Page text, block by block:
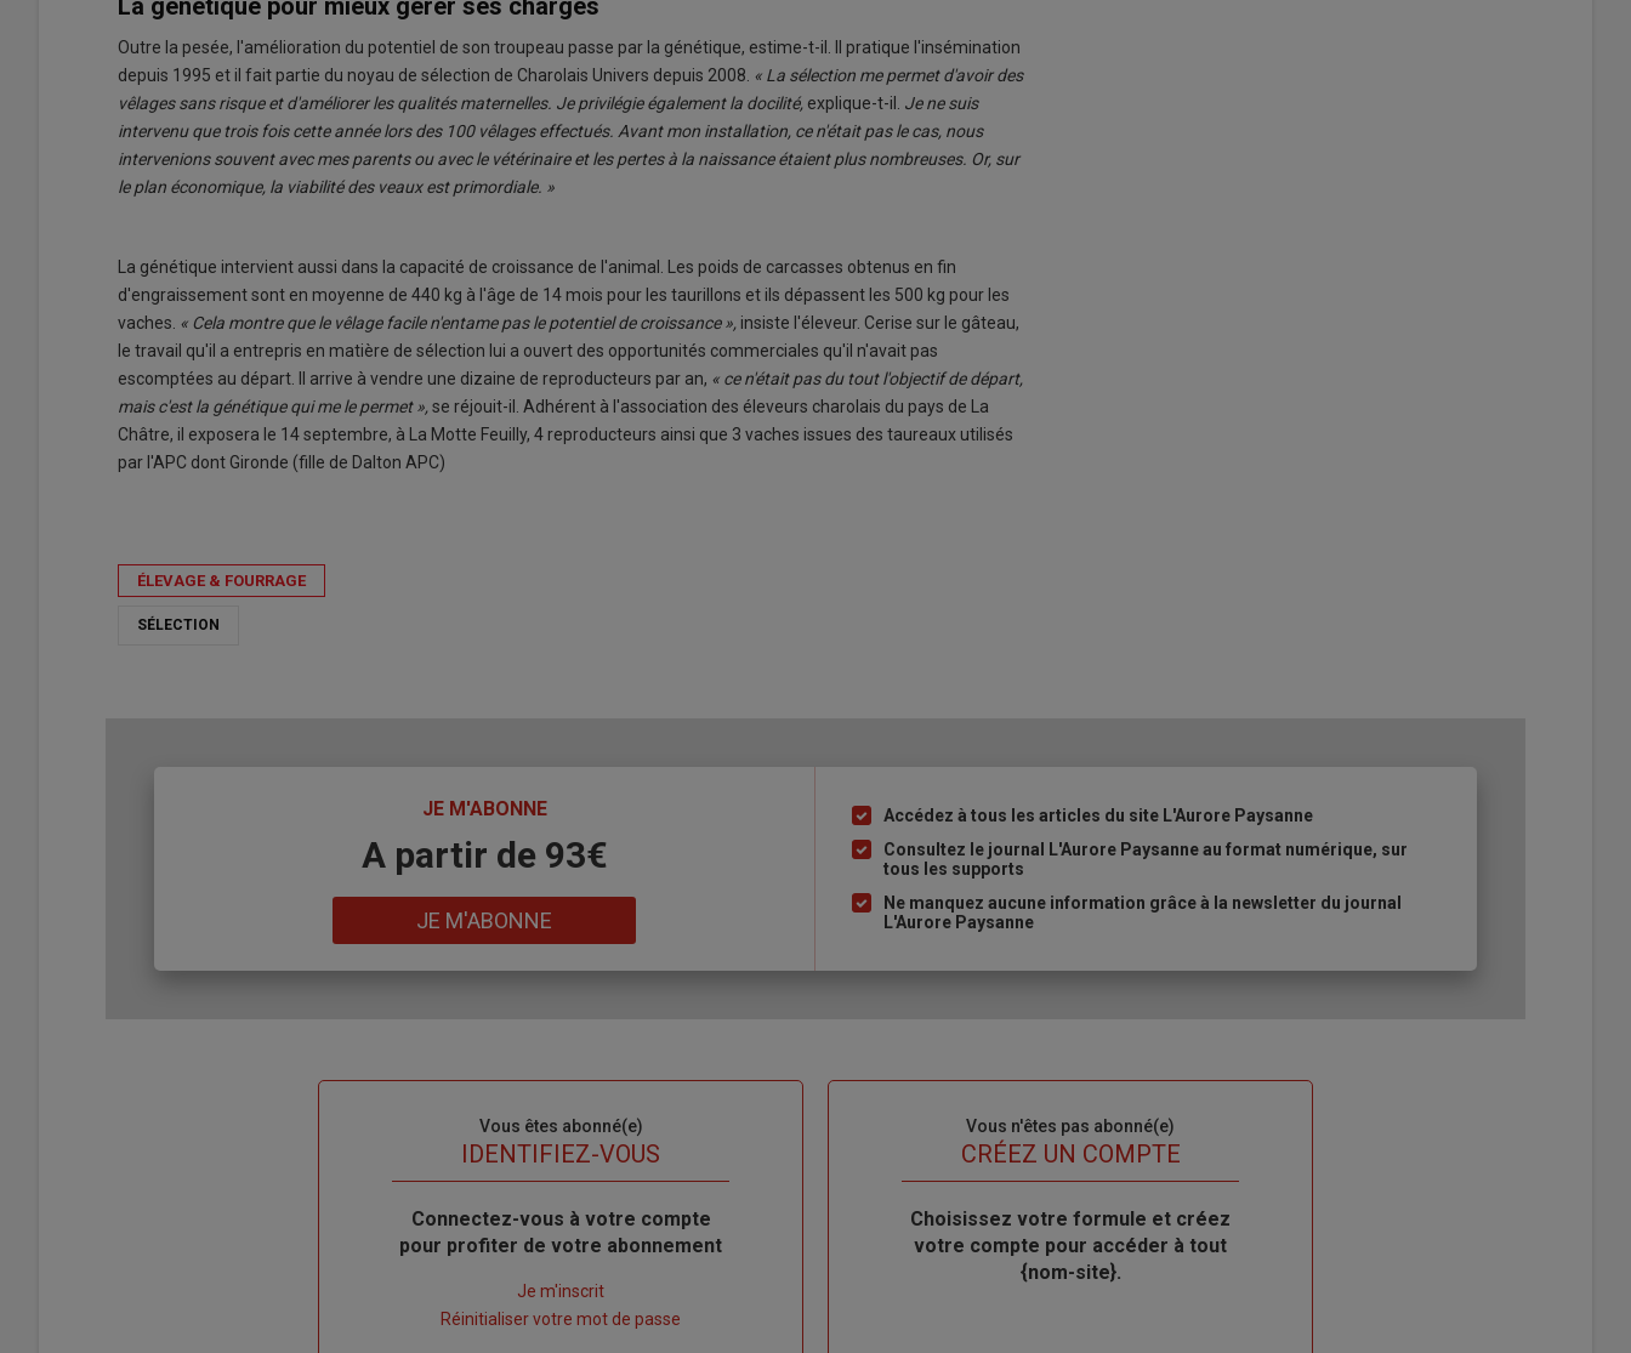
La génétique pour mieux gérer ses charges
Outre la pesée, l'amélioration du potentiel de son troupeau passe par la génétique, estime-t-il. Il pratique l'insémination
depuis 1995 et il fait partie du noyau de sélection de Charolais Univers depuis 2008. « La sélection me permet d'avoir des
vêlages sans risque et d'améliorer les qualités maternelles. Je privilégie également la docilité, explique-t-il. Je ne suis
intervenu que trois fois cette année lors des 100 vêlages effectués. Avant mon installation, ce n'était pas le cas, nous
intervenions souvent avec mes parents ou avec le vétérinaire et les pertes à la naissance étaient plus nombreuses. Or, sur
le plan économique, la viabilité des veaux est primordiale. »
La génétique intervient aussi dans la capacité de croissance de l'animal. Les poids de carcasses obtenus en fin
d'engraissement sont en moyenne de 440 kg à l'âge de 14 mois pour les taurillons et ils dépassent les 500 kg pour les
vaches. « Cela montre que le vêlage facile n'entame pas le potentiel de croissance », insiste l'éleveur. Cerise sur le gâteau,
le travail qu'il a entrepris en matière de sélection lui a ouvert des opportunités commerciales qu'il n'avait pas
escomptées au départ. Il arrive à vendre une dizaine de reproducteurs par an, « ce n'était pas du tout l'objectif de départ,
mais c'est la génétique qui me le permet », se réjouit-il. Adhérent à l'association des éleveurs charolais du pays de La
Châtre, il exposera le 14 septembre, à La Motte Feuilly, 4 reproducteurs ainsi que 3 vaches issues des taureaux utilisés
par l'APC dont Gironde (fille de Dalton APC)
ÉLEVAGE & FOURRAGE
SÉLECTION
JE M'ABONNE
A partir de 93€
JE M'ABONNE
Liste
à
puce
Accédez à tous les articles du site L'Aurore Paysanne
Consultez le journal L'Aurore Paysanne au format numérique, sur
tous les supports
Ne manquez aucune information grâce à la newsletter du journal
L'Aurore Paysanne
Vous êtes abonné(e)
IDENTIFIEZ-VOUS
Body
Connectez-vous à votre compte
pour profiter de votre abonnement
Je m'inscrit
Réinitialiser votre mot de passe
Vous n'êtes pas abonné(e)
TITRECRÉEZ UN COMPTE
Body
Choisissez votre formule et créez
votre compte pour accéder à tout
{nom-site}.